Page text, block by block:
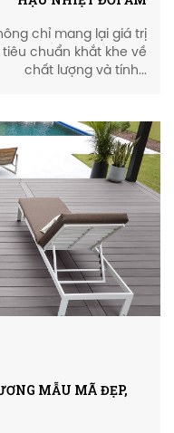
chỉ mang lại giá trị
chuẩn khắt khe về
chất lượng và tính...
MẪU MÃ ĐẸP,